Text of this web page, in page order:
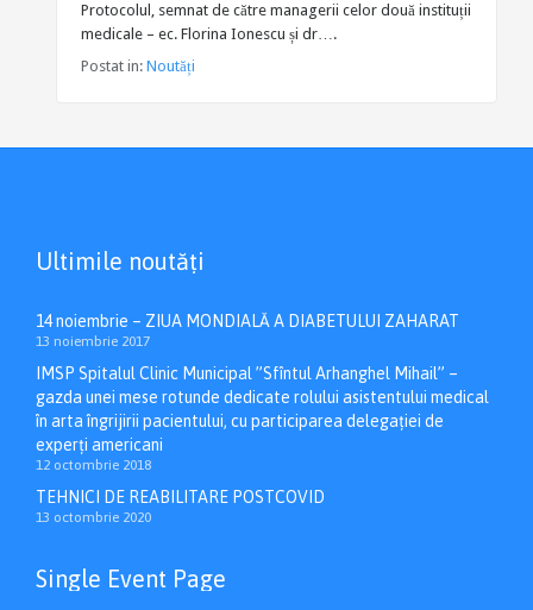
Protocolul, semnat de către managerii celor două instituții
medicale – ec. Florina Ionescu și dr….
Postat in: Noutăți
Ultimile noutăți
14 noiembrie – ZIUA MONDIALĂ A DIABETULUI ZAHARAT
13 noiembrie 2017
IMSP Spitalul Clinic Municipal ”Sfîntul Arhanghel Mihail” –
gazda unei mese rotunde dedicate rolului asistentului medical
în arta îngrijirii pacientului, cu participarea delegației de
experți americani
12 octombrie 2018
TEHNICI DE REABILITARE POSTCOVID
13 octombrie 2020
Single Event Page